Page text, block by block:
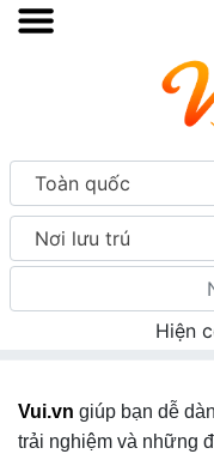
Toàn quốc
Nơi lưu trú
Hiện
Vui.vn giúp bạn dễ
trải nghiệm và những